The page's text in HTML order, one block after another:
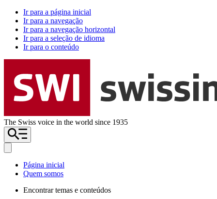
Ir para a página inicial
Ir para a navegação
Ir para a navegação horizontal
Ir para a seleção de idioma
Ir para o conteúdo
The Swiss voice in the world since 1935
Página inicial
Quem somos
Encontrar temas e conteúdos